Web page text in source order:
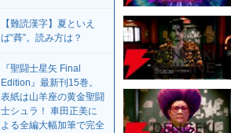
【難読漢字】夏といえ
ば“蕣”。読み方は？
『聖闘士星矢 Final
Edition』最新刊15巻。
表紙は山羊座の黄金聖闘
士シュラ！ 車田正美に
よる全編大幅加筆で完全